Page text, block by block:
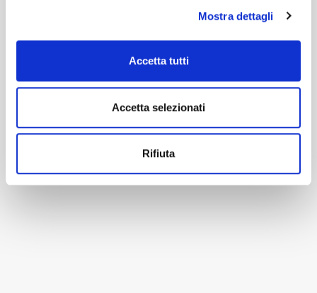
Mostra dettagli
Accetta tutti
Accetta selezionati
Rifiuta